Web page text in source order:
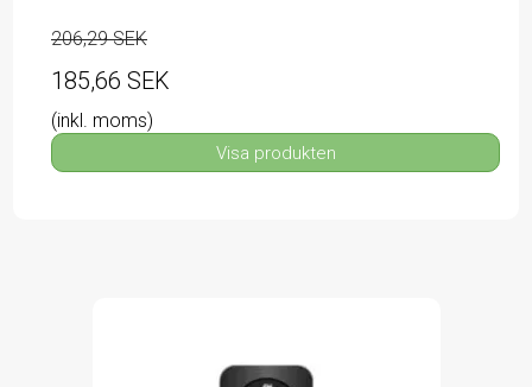
206,29 SEK
185,66 SEK
(inkl. moms)
Visa produkten